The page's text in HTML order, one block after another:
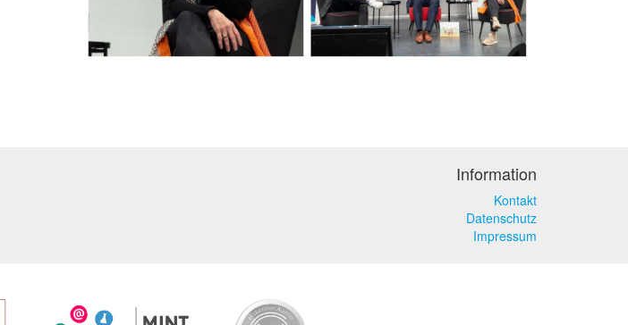
Information
Kontakt
Datenschutz
Impressum